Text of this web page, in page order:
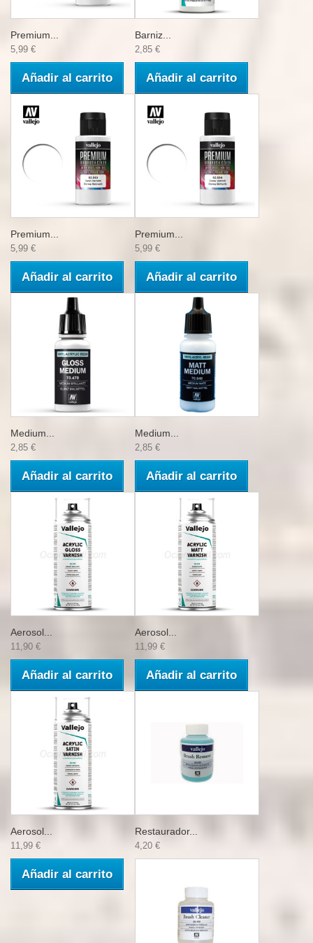
Premium...
5,99 €
Añadir al carrito
Barniz...
2,85 €
Añadir al carrito
Premium...
5,99 €
Añadir al carrito
Premium...
5,99 €
Añadir al carrito
Medium...
2,85 €
Añadir al carrito
Medium...
2,85 €
Añadir al carrito
Aerosol...
11,90 €
Añadir al carrito
Aerosol...
11,99 €
Añadir al carrito
Aerosol...
11,99 €
Añadir al carrito
Restaurador...
4,20 €